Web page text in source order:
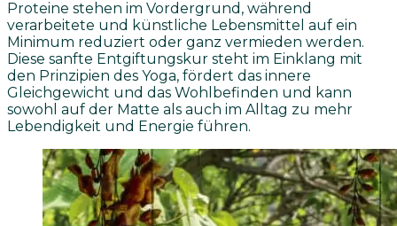
Proteine stehen im Vordergrund, während
verarbeitete und künstliche Lebensmittel auf ein
Minimum reduziert oder ganz vermieden werden.
Diese sanfte Entgiftungskur steht im Einklang mit
den Prinzipien des Yoga, fördert das innere
Gleichgewicht und das Wohlbefinden und kann
sowohl auf der Matte als auch im Alltag zu mehr
Lebendigkeit und Energie führen.